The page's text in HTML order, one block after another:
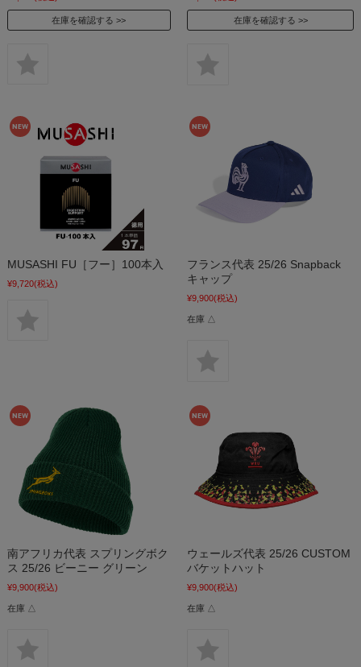
在庫を確認する 在庫を確認する
MUSASHI FU［フー］100本入
¥9,720(税込)
フランス代表 25/26 Snapback
キャップ
¥9,900(税込)
在庫 △
南アフリカ代表 スプリングボク
ス 25/26 ビーニー グリーン
¥9,900(税込)
在庫 △
ウェールズ代表 25/26 CUSTOM
バケットハット
¥9,900(税込)
在庫 △